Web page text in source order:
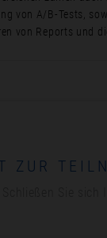
von A/B-Tests,
von Reports und
ZUR